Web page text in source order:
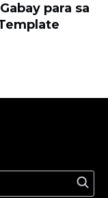
para sa